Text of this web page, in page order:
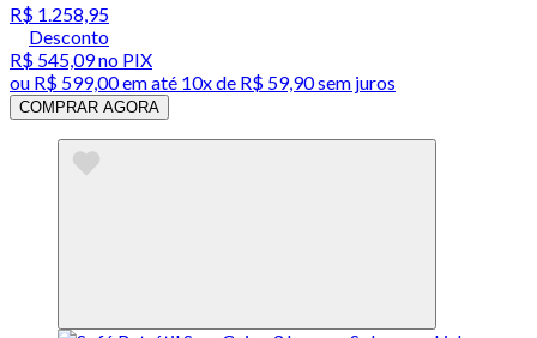
R$ 1.258,95
Desconto
R$ 545,09no PIX
ou R$ 599,00em até 10x de R$ 59,90 sem juros
COMPRAR AGORA